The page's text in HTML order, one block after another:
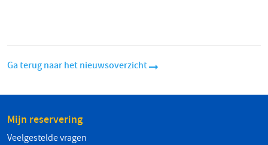
Ga terug naar het nieuwsoverzicht
Mijn reservering
Veelgestelde vragen